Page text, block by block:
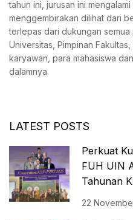
tahun ini, jurusan ini
menggembirakan dilihat dari
terlepas dari dukungan semua
Universitas, Pimpinan
karyawan, para mahasiswa
dalamnya.
LATEST POSTS
Perkuat
FUH UIN
Tahunan
22